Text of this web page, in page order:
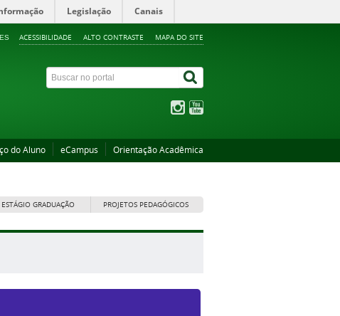
Legislação Canais
ACESSIBILIDADE ALTO CONTRASTE MAPA DO SITE
ES
do Aluno eCampus Orientação Acadêmica
ESTÁGIO GRADUAÇÃO PROJETOS PEDAGÓGICOS